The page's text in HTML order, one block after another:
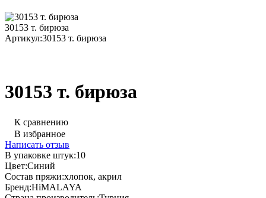
30153 т. бирюза
Артикул:30153 т. бирюза
30153 т. бирюза
К сравнению
В избранное
Написать отзыв
В упаковке штук:10
Цвет:Синий
Состав пряжи:хлопок, акрил
Бренд:HiMALAYA